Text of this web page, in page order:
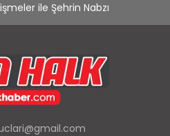
ile Şehrin Nabzı